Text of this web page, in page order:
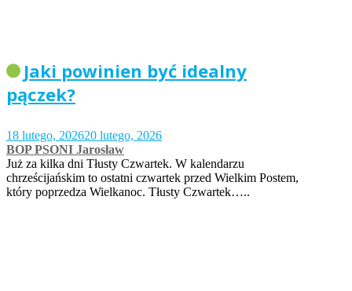
Jaki powinien być idealny
pączek?
18 lutego, 202620 lutego, 2026
BOP PSONI Jarosław
Już za kilka dni Tłusty Czwartek. W kalendarzu
chrześcijańskim to ostatni czwartek przed Wielkim Postem,
który poprzedza Wielkanoc. Tłusty Czwartek…..